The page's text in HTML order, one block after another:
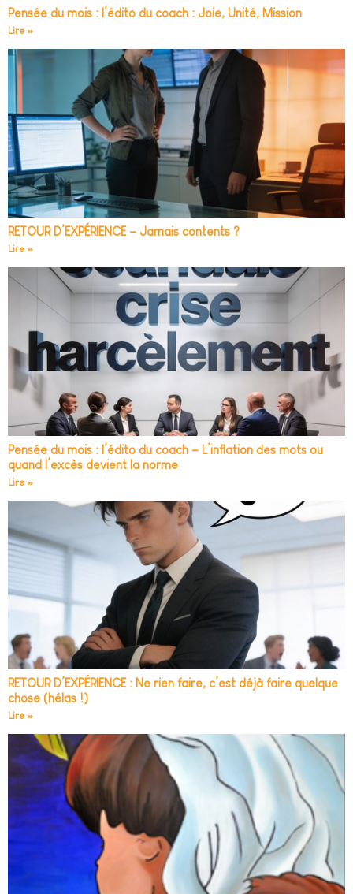
Pensée du mois : l’édito du coach : Joie, Unité, Mission
Lire »
RETOUR D’EXPÉRIENCE – Jamais contents ?
Lire »
Pensée du mois : l’édito du coach – L’inflation des mots ou
quand l’excès devient la norme
Lire »
RETOUR D’EXPÉRIENCE : Ne rien faire, c’est déjà faire quelque
chose (hélas !)
Lire »